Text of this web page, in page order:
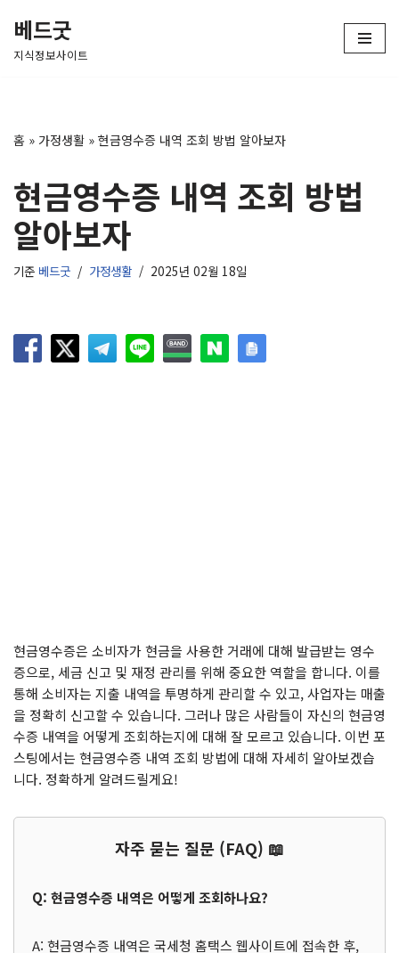
콘
건
기
베드굿
지식정보사이트
홈 » 가정생활 » 현금영수증 내역 조회 방법 알아보자
현금영수증 내역 조회 방법
알아보자
기준 베드굿 가정생활 2025년 02월 18일
현금영수증은 소비자가 현금을 사용한 거래에 대해 발급받는 영수
증으로, 세금 신고 및 재정 관리를 위해 중요한 역할을 합니다. 이를
통해 소비자는 지출 내역을 투명하게 관리할 수 있고, 사업자는 매출
을 정확히 신고할 수 있습니다. 그러나 많은 사람들이 자신의 현금영
수증 내역을 어떻게 조회하는지에 대해 잘 모르고 있습니다. 이번 포
스팅에서는 현금영수증 내역 조회 방법에 대해 자세히 알아보겠습
니다. 정확하게 알려드릴게요!
자주 묻는 질문 (FAQ) 📖
Q: 현금영수증 내역은 어떻게 조회하나요?
A: 현금영수증 내역은 국세청 홈택스 웹사이트에 접속한 후,